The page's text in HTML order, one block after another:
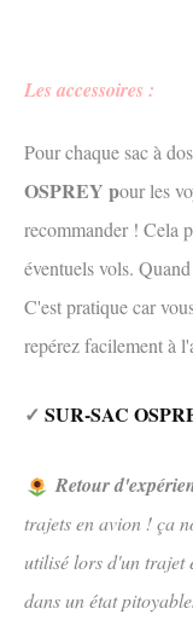
Les accessoires :
Pour chaque sac à
OSPREY pour les
recommander ! Cela
éventuels vols.
C'est pratique car
repérez facilement à
✓ SUR-SAC
Retour
trajets en avion ! ça
utilisé lors d'un trajet
dans un état